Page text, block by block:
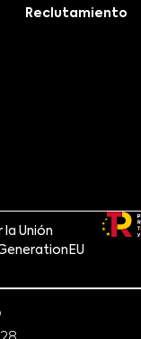
Reclutamiento
la Unión